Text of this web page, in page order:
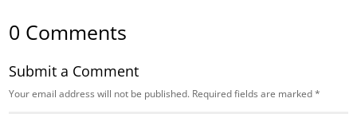
0 Comments
Submit a Comment
Your email address will not be published. Required fields are marked*